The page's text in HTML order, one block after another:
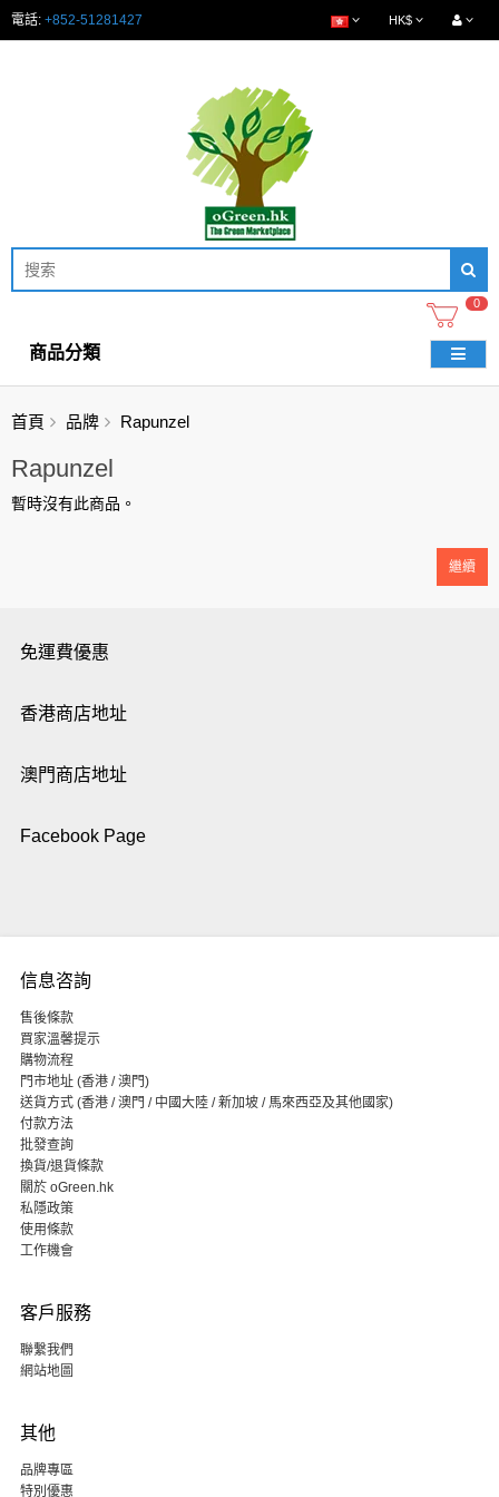
電話: +852-51281427 HK$
0
商品分類
首頁 品牌 Rapunzel
Rapunzel
暫時沒有此商品。
繼續
免運費優惠
香港商店地址
澳門商店地址
Facebook Page
信息咨詢
售後條款
買家溫馨提示
購物流程
門市地址 (香港 / 澳門)
送貨方式 (香港 / 澳門 / 中國大陸 / 新加坡 / 馬來西亞及其他國家)
付款方法
批發查詢
換貨/退貨條款
關於 oGreen.hk
私隱政策
使用條款
工作機會
客戶服務
聯繫我們
網站地圖
其他
品牌專區
特別優惠